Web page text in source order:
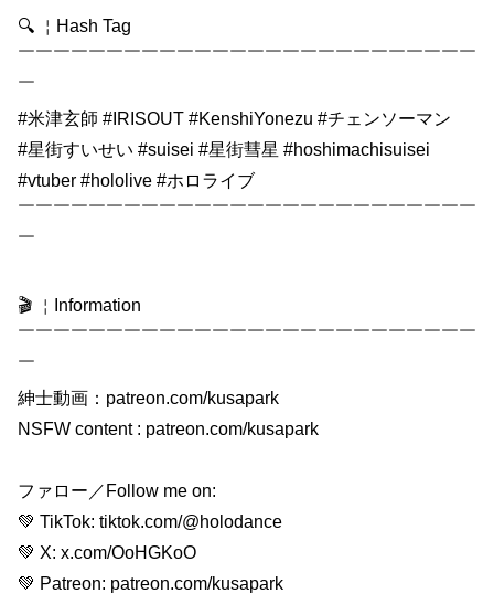
🔍 ￤Hash Tag
￣￣￣￣￣￣￣￣￣￣￣￣￣￣￣￣￣￣￣￣￣￣￣￣￣￣
￣
#米津玄師 #IRISOUT #KenshiYonezu #チェンソーマン
#星街すいせい #suisei #星街彗星 #hoshimachisuisei
#vtuber #hololive #ホロライブ
￣￣￣￣￣￣￣￣￣￣￣￣￣￣￣￣￣￣￣￣￣￣￣￣￣￣
￣
🎬 ￤Information
￣￣￣￣￣￣￣￣￣￣￣￣￣￣￣￣￣￣￣￣￣￣￣￣￣￣
￣
紳士動画：patreon.com/kusapark
NSFW content : patreon.com/kusapark
ファロー／Follow me on:
💚 TikTok: tiktok.com/@holodance
💚 X: x.com/OoHGKoO
💚 Patreon: patreon.com/kusapark